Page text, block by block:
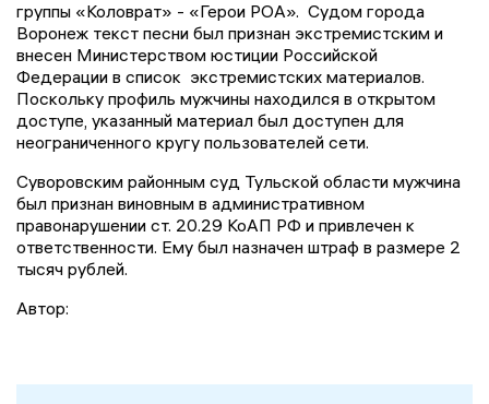
группы «Коловрат» - «Герои РОА». Судом города
Воронеж текст песни был признан экстремистским и
внесен Министерством юстиции Российской
Федерации в список экстремистских материалов.
Поскольку профиль мужчины находился в открытом
доступе, указанный материал был доступен для
неограниченного кругу пользователей сети.
Суворовским районным суд Тульской области мужчина
был признан виновным в административном
правонарушении ст. 20.29 КоАП РФ и привлечен к
ответственности. Ему был назначен штраф в размере 2
тысяч рублей.
Автор: